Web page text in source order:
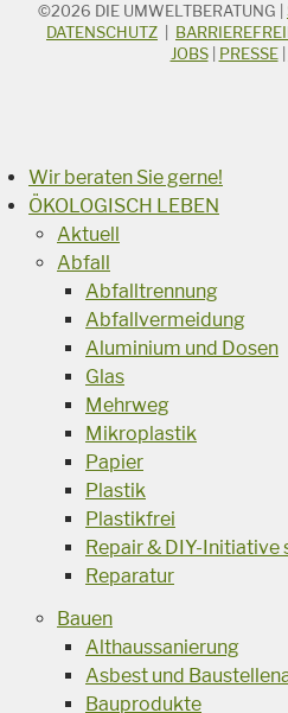
STICHWORTSUCHE
Suchbegriff
©2026 DIE UMWELTBERATUNG
DATENSCHUTZ
JOBS| PRESSE|
Wir beraten Sie gerne!
ÖKOLOGISCH LEBEN
Aktuell
Abfall
Abfalltrennung
Abfallvermeidung
Aluminium und Dosen
Glas
Mehrweg
Mikroplastik
Papier
Plastik
Plastikfrei
Repair & DIY-Initiative
Reparatur
Bauen
Althaussanierung
Asbest und
Bauprodukte